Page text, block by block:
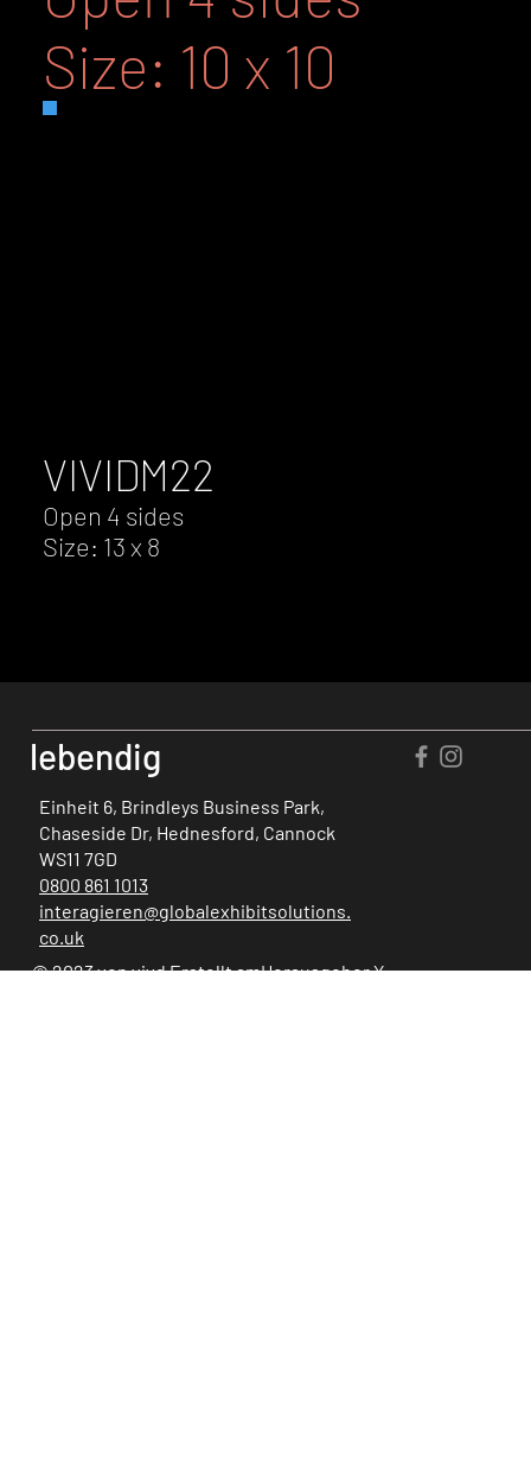
Size: 10 x 10
VIVIDM22
Open 4 sides
Size: 13 x 8
Einheit 6, Brindleys Business Park,
Chaseside Dr, Hednesford, Cannock
WS11 7GD
0800 861 1013
interagieren@globalexhibitsolutions.
co.uk
lebendig
© 2023 von vivd Erstellt amHerausgeber X.